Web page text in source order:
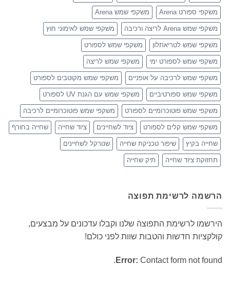
משקפי ספורט Arena משקפי שמש Arena
משקפי שמש Arena לריצה ורכיבה משקפי שמש לאימוני חוץ
משקפי שמש לטריאתלון משקפי שמש לספורט
משקפי שמש לספורט ימי משקפי שמש לריצה
משקפי שמש לרכיבה על אופניים משקפי שמש מקוטבים לספורט
משקפי שמש ספורטיביים משקפי שמש עם הגנת UV לספורט
משקפי שמש פוטוכרומיים לספורט משקפי שמש פוטוכרומיים לרכיבה
משקפי שמש קלים לספורט ציוד לשחיינים ציוד שחייה שחייה בחורף
שחייה בקיץ שיפור טכניקת שחייה שנורקל לשחיינים
תחזוקת ציוד שחייה תיק שחייה
הרשמה לרשימת תפוצה
הירשמו לרשימת התפוצה שלנו וקבלו עדכונים על מבצעים,
קולקציות חדשות והטבות שוות לפני כולם!
Error: Contact form not found.